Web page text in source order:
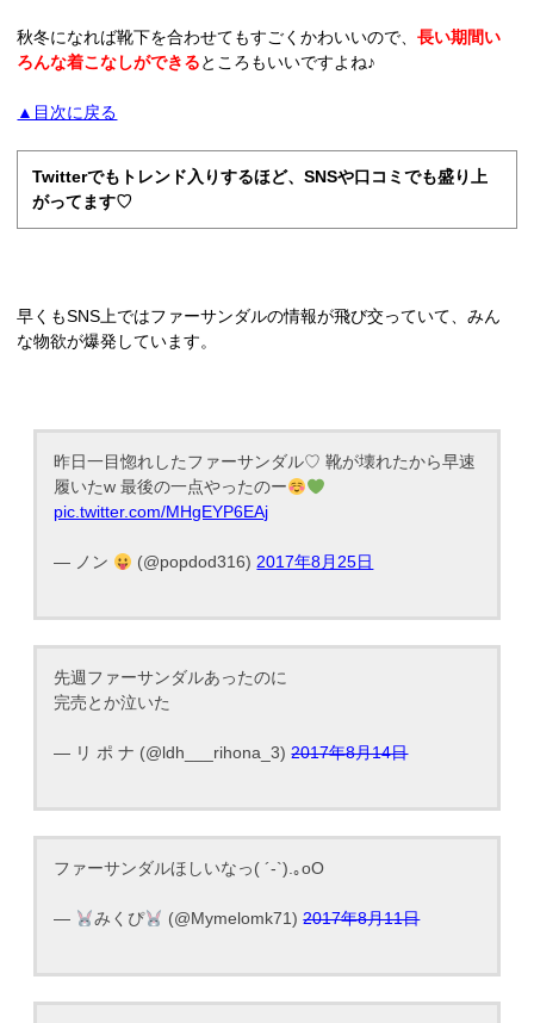
秋冬になれば靴下を合わせてもすごくかわいいので、長い期間い
ろんな着こなしができるところもいいですよね♪
▲目次に戻る
Twitterでもトレンド入りするほど、SNSや口コミでも盛り上
がってます♡
早くもSNS上ではファーサンダルの情報が飛び交っていて、みん
な物欲が爆発しています。
昨日一目惚れしたファーサンダル♡ 靴が壊れたから早速
履いたw 最後の一点やったのー
pic.twitter.com/MHgEYP6EAj
— ノン (@popdod316)2017年8月25日
先週ファーサンダルあったのに
完売とか泣いた
— リ ポ ナ (@ldh___rihona_3)2017年8月14日
ファーサンダルほしいなっ( ´-`).｡oO
— みくぴ (@Mymelomk71)2017年8月11日